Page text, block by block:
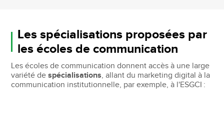
Les spécialisations proposées par
les écoles de communication
Les écoles de communication donnent accès à une large
variété despécialisations, allant du marketing digital à la
communication institutionnelle, par exemple, à l'ESGCI :